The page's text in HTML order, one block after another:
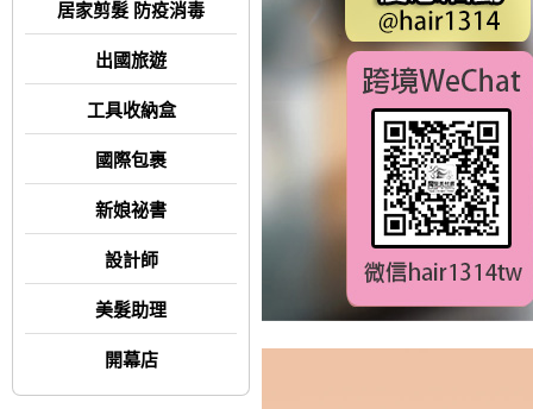
居家剪髮 防疫消毒
出國旅遊
工具收納盒
國際包裹
新娘祕書
設計師
美髮助理
開幕店